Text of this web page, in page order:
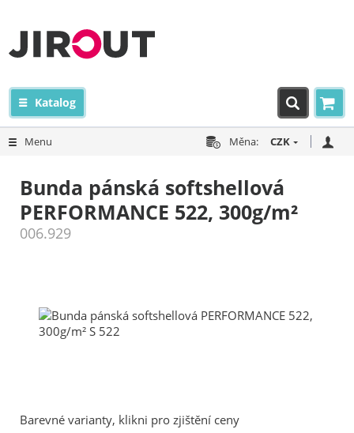
Katalog
Menu Měna: CZK
Bunda pánská softshellová
PERFORMANCE 522, 300g/m²
006.929
Barevné varianty, klikni pro zjištění ceny